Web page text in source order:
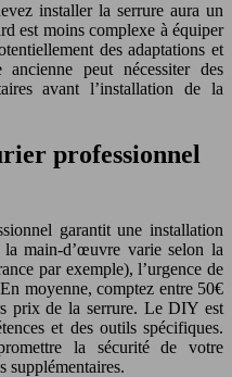
installer la serrure aura un
est moins complexe à équiper
des adaptations et
peut nécessiter des
avant l’installation de la
professionnel
garantit une installation
main-d’œuvre varie selon la
par exemple), l’urgence de
moyenne, comptez entre 50€
prix de la serrure. Le DIY est
et des outils spécifiques.
la sécurité de votre
supplémentaires.